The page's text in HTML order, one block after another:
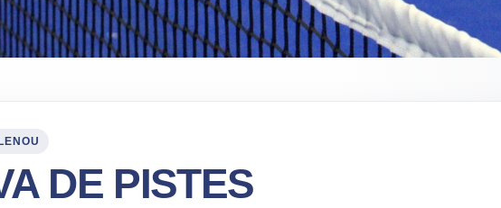
DE PISTES